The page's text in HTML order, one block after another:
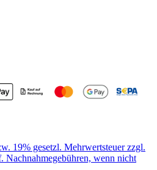
19% gesetzl. Mehrwertsteuer zzgl.
Nachnahmegebühren, wenn nicht